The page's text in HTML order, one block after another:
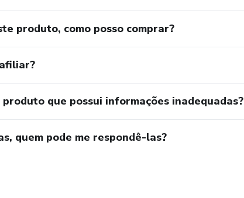
produto, como posso comprar?
produto que possui informações inadequadas?
quem pode me respondê-las?